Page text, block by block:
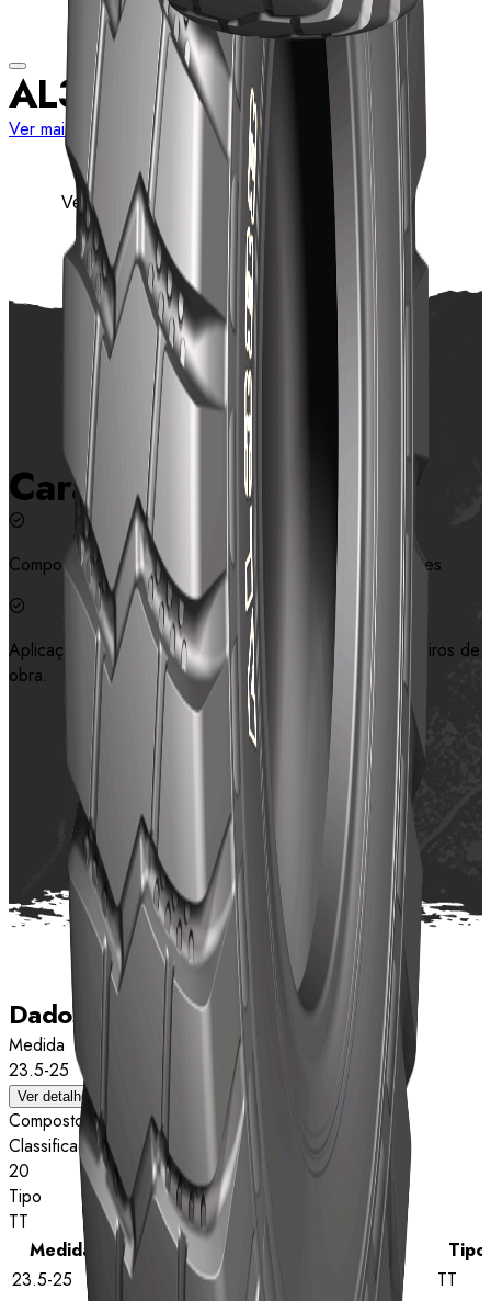
AL388
Ver mais medidas
Ver detalhes
Características
Composto de borracha que melhora a resistência a cortes
Aplicação ampla, adequada para minas e diversos canteiros de
obra.
Contate-nos
Dados técnicos
Medida
23.5-25
Ver detalhes
Composto
Classificação de estrelas
20
Tipo
TT
Medida
Classificação de estrelas
Tipo
23.5-25
20 TT